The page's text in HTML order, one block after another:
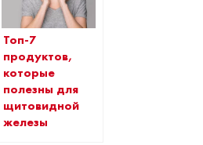
Топ-7
продуктов,
которые
полезны для
щитовидной
железы